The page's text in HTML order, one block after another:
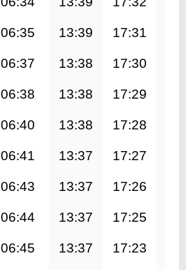
06:35 13:39 17:31
06:37 13:38 17:30
06:38 13:38 17:29
06:40 13:38 17:28
06:41 13:37 17:27
06:43 13:37 17:26
06:44 13:37 17:25
06:45 13:37 17:23